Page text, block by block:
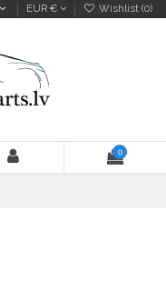
EUR € Wishlist (0)
0